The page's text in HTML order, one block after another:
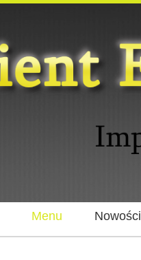
Menu Nowości